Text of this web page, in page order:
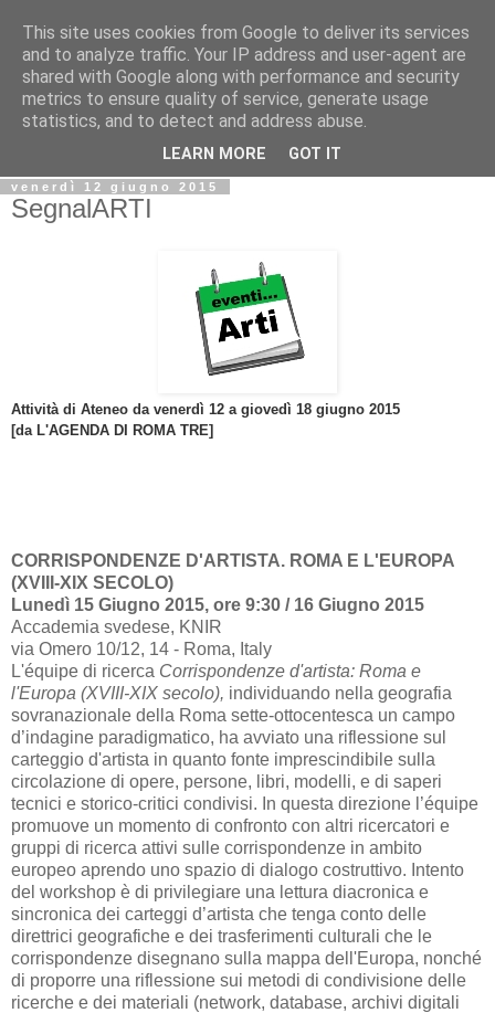
Biblio@rti in
Il Blog della Biblioteca di Area delle arti per condividere
informazioni iniziative incontri
venerdì 12 giugno 2015
SegnalARTI
Attività di Ateneo da venerdì 12 a giovedì 18 giugno 2015
[da L'AGENDA DI ROMA TRE]
CORRISPONDENZE D'ARTISTA. ROMA E L'EUROPA
(XVIII-XIX SECOLO)
Lunedì 15 Giugno 2015, ore 9:30 / 16 Giugno 2015
Accademia svedese, KNIR
via Omero 10/12, 14 - Roma, Italy
L'équipe di ricerca Corrispondenze d'artista: Roma e
l'Europa (XVIII-XIX secolo), individuando nella geografia
sovranazionale della Roma sette-ottocentesca un campo
d’indagine paradigmatico, ha avviato una riflessione sul
carteggio d'artista in quanto fonte imprescindibile sulla
circolazione di opere, persone, libri, modelli, e di saperi
tecnici e storico-critici condivisi. In questa direzione l’équipe
promuove un momento di confronto con altri ricercatori e
gruppi di ricerca attivi sulle corrispondenze in ambito
europeo aprendo uno spazio di dialogo costruttivo. Intento
del workshop è di privilegiare una lettura diacronica e
sincronica dei carteggi d’artista che tenga conto delle
direttrici geografiche e dei trasferimenti culturali che le
corrispondenze disegnano sulla mappa dell'Europa, nonché
di proporre una riflessione sui metodi di condivisione delle
ricerche e dei materiali (network, database, archivi digitali
This site uses cookies from Google to deliver its services
and to analyze traffic. Your IP address and user-agent are
shared with Google along with performance and security
metrics to ensure quality of service, generate usage
statistics, and to detect and address abuse.
LEARN MORE GOT IT